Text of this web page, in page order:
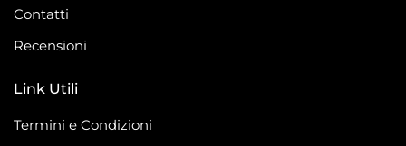
Contatti
Recensioni
Link Utili
Termini e Condizioni